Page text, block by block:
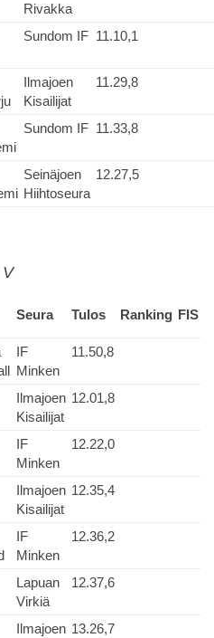
Rivakka
Sundom IF 11.10,1
Ilmajoen
Kisailijat
11.29,8
Sundom IF 11.33,8
Seinäjoen
Hiihtoseura
12.27,5
Seura Tulos Ranking FIS
IF
Minken
11.50,8
Ilmajoen
Kisailijat
12.01,8
IF
Minken
12.22,0
Ilmajoen
Kisailijat
12.35,4
IF
Minken
12.36,2
Lapuan
Virkiä
12.37,6
Ilmajoen 13.26,7